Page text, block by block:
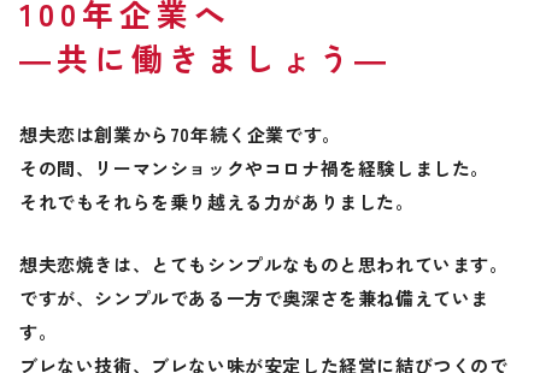
100年企業へ
―共に働きましょう―
想夫恋は創業から70年続く企業です。
その間、リーマンショックやコロナ禍を経験しました。
それでもそれらを乗り越える力がありました。
想夫恋焼きは、とてもシンプルなものと思われています。
ですが、シンプルである一方で奥深さを兼ね備えていま
す。
ブレない技術、ブレない味が安定した経営に結びつくので